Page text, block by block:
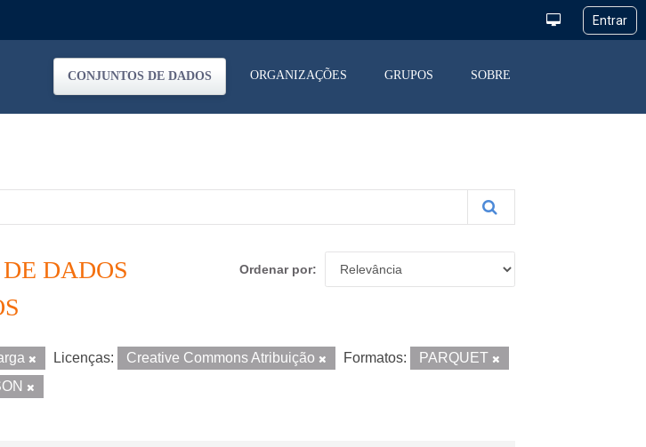
CONJUNTOS DE DADOS ORGANIZAÇÕES GRUPOS SOBRE
Ordenar por
DADOS
Licenças: Creative Commons Atribuição Formatos:
PARQUET